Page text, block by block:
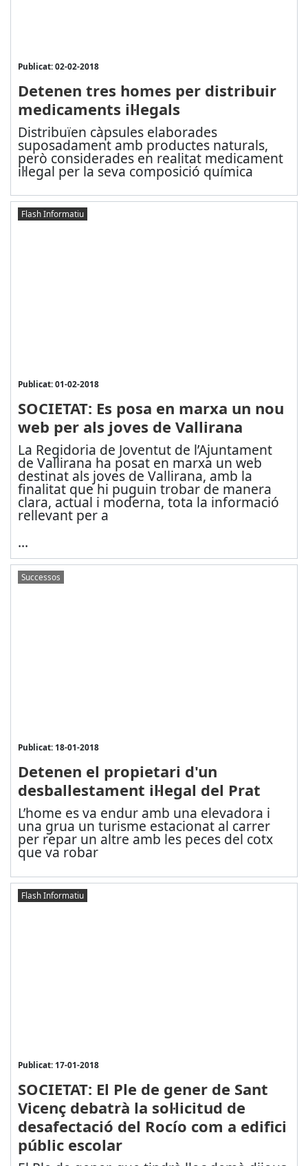
Publicat: 02-02-2018
Detenen tres homes per distribuir
medicaments il·legals
Distribuïen càpsules elaborades
suposadament amb productes naturals,
però considerades en realitat medicament
il·legal per la seva composició química
Flash Informatiu
Publicat: 01-02-2018
SOCIETAT: Es posa en marxa un nou
web per als joves de Vallirana
La Regidoria de Joventut de l’Ajuntament
de Vallirana ha posat en marxa un web
destinat als joves de Vallirana, amb la
finalitat que hi puguin trobar de manera
clara, actual i moderna, tota la informació
rellevant per a
...
Successos
Publicat: 18-01-2018
Detenen el propietari d'un
desballestament il·legal del Prat
L’home es va endur amb una elevadora i
una grua un turisme estacionat al carrer
per repar un altre amb les peces del cotx
que va robar
Flash Informatiu
Publicat: 17-01-2018
SOCIETAT: El Ple de gener de Sant
Vicenç debatrà la sol·licitud de
desafectació del Rocío com a edifici
públic escolar